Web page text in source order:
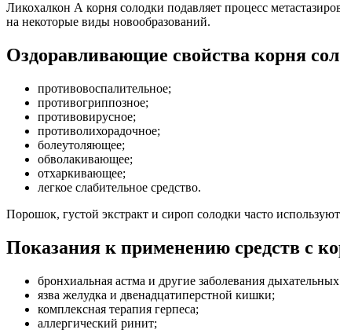
Ликохалкон А корня солодки подавляет процесс
на некоторые виды новообразований.
Оздоравливающие свойства корня
противовоспалительное;
противогриппозное;
противовирусное;
противолихорадочное;
болеутоляющее;
обволакивающее;
отхаркивающее;
легкое слабительное средство.
Порошок, густой экстракт и сироп солодки часто
Показания к применению средств с
бронхиальная астма и другие заболевания
язва желудка и двенадцатиперстной кишки;
комплексная терапия герпеса;
аллергический ринит;